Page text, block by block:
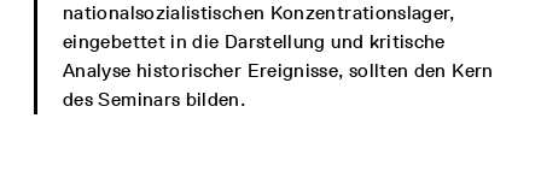
nationalsozialistischen Konzentrationslager,
eingebettet in die Darstellung und kritische
Analyse historischer Ereignisse, sollten den Kern
des Seminars bilden.